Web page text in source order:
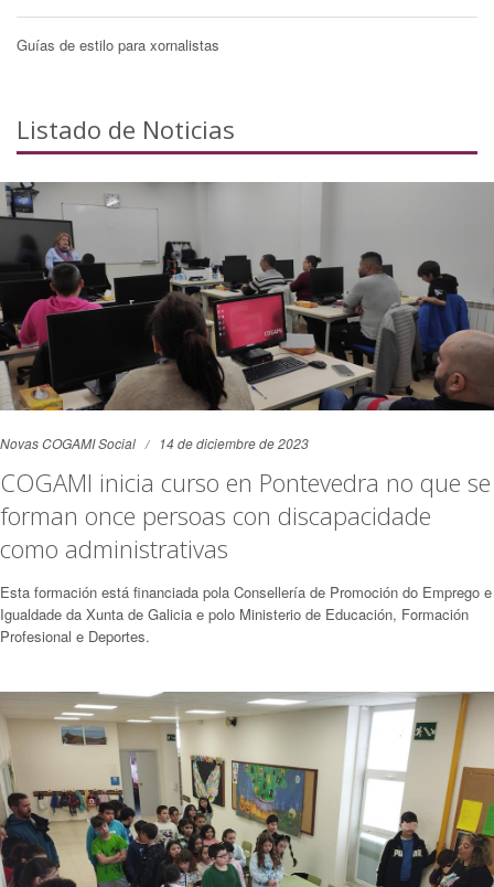
Guías de estilo para xornalistas
Listado de Noticias
Novas COGAMI Social 14 de diciembre de 2023
COGAMI inicia curso en Pontevedra no que se
forman once persoas con discapacidade
como administrativas
Esta formación está financiada pola Consellería de Promoción do Emprego e
Igualdade da Xunta de Galicia e polo Ministerio de Educación, Formación
Profesional e Deportes.